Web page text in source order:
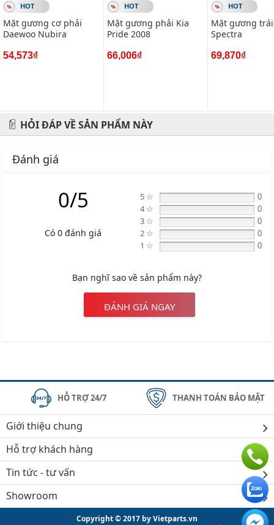
Hotline: 0945 333 777
HOT
Mặt gương cơ phải
Daewoo Nubira
54,573₫
HOT
Mặt gương phải Kia
Pride 2008
66,006₫
HOT
Mặt gương
Spectra
69,870₫
HỎI ĐÁP VỀ SẢN PHẨM NÀY
Đánh giá
0/5
Có 0 đánh giá
5 ☆ 0
4 ☆ 0
3 ☆ 0
2 ☆ 0
1 ☆ 0
Bạn nghĩ sao về sản phẩm này?
ĐÁNH GIÁ NGAY
HỖ TRỢ 24/7 THANH TOÁN BẢO MẬT
Giới thiệu chung
Hỗ trợ khách hàng
Tin tức - tư vấn
Showroom
Copyright © 2017 by Vietparts.vn